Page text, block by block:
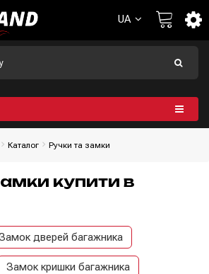
UA
Каталог Ручки та замки
купити в
дверей багажника
Замок кришки багажника